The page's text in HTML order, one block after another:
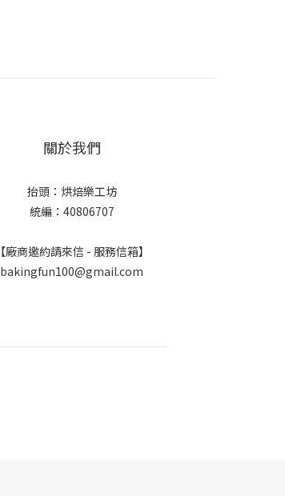
關於我們
抬頭：烘焙樂工坊
統編：40806707
【廠商邀約請來信 - 服務信箱】
bakingfun100@gmail.com